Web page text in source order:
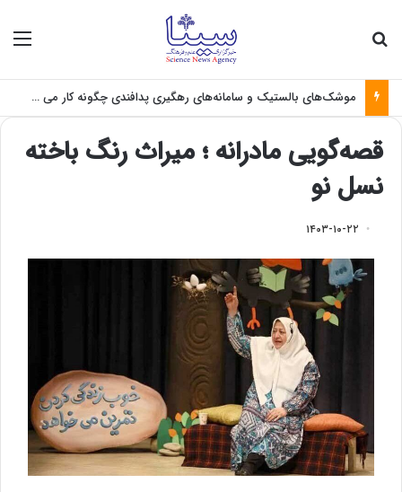
موشک‌های بالستیک و سامانه‌های رهگیری پدافندی چگونه کار می کنند؟
قصه‌گویی مادرانه ؛ میراث رنگ باخته
نسل نو
۱۴۰۳-۱۰-۲۲